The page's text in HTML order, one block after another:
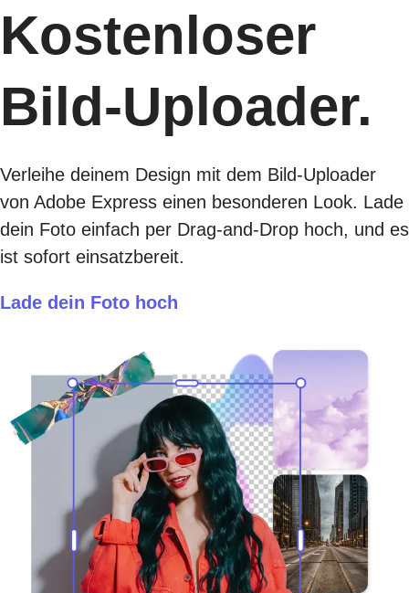
Kostenloser
Bild-Uploader.
Verleihe deinem Design mit dem Bild-Uploader
von Adobe Express einen besonderen Look. Lade
dein Foto einfach per Drag-and-Drop hoch, und es
ist sofort einsatzbereit.
Lade dein Foto hoch